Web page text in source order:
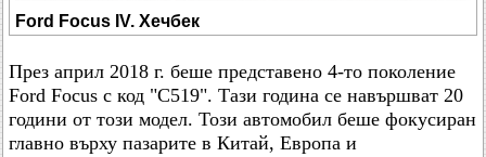
Ford Focus IV. Хечбек
През април 2018 г. беше представено 4-то поколение
Ford Focus с код "C519". Тази година се навършват 20
години от този модел. Този автомобил беше фокусиран
главно върху пазарите в Китай, Европа и